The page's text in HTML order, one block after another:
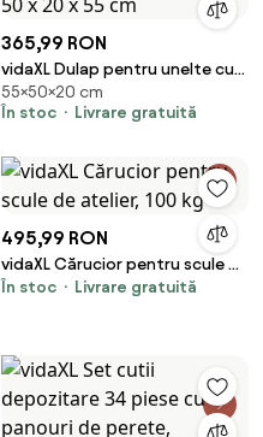
365,99 RON
vidaXL Dulap pentru unelte cu
raft Roșu și gri 50 x 20 x 55 cm
55×50×20 cm
În stoc
Livrare gratuită
495,99 RON
vidaXL Cărucior pentru scule de
atelier, 100 kg
În stoc Livrare gratuită